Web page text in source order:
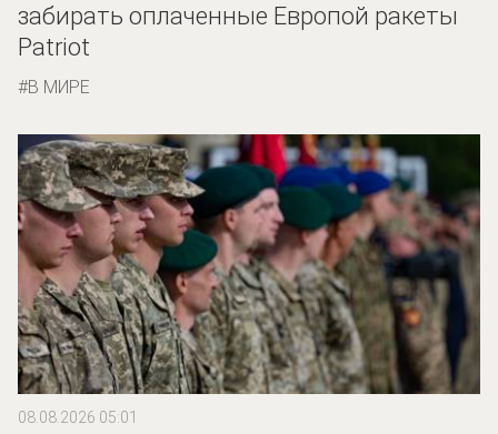
забирать оплаченные Европой ракеты
Patriot
В МИРЕ
08.08.2026 05:01